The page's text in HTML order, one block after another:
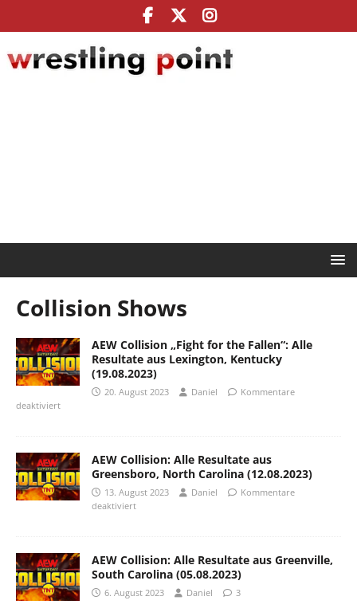
Collision Shows
AEW Collision „Fight for the Fallen“: Alle
Resultate aus Lexington, Kentucky
(19.08.2023)
20. August 2023 Daniel
Kommentare
deaktiviert
AEW Collision: Alle Resultate aus
Greensboro, North Carolina (12.08.2023)
13. August 2023 Daniel
Kommentare
deaktiviert
AEW Collision: Alle Resultate aus Greenville,
South Carolina (05.08.2023)
6. August 2023 Daniel 3